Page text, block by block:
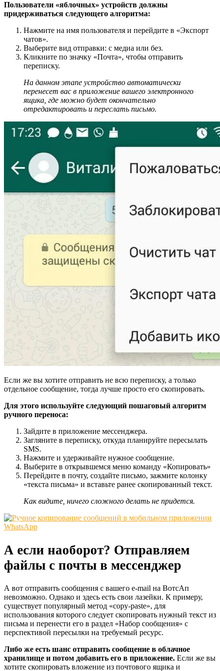
Пользователи «яблочных» устройств должны
придерживаться следующего алгоритма:
Нажмите на имя пользователя и перейдите в «Экспорт
чатов».
Выберите вид отправки: с медиа или без.
Кликните по значку «Почта», чтобы отправить
переписку.
На данном этапе устройство автоматически
перенесет вас в приложение вашего электронного
ящика, где можно будет окончательно
отредактировать и переслать письмо.
Если же вы хотите отправить не всю переписку, а только
отдельное сообщение, тогда лучше просто его скопировать.
Для этого используйте следующий пошаговый алгоритм
ручного переноса:
Зайдите в приложение мессенджера.
Загляните в переписку, откуда планируйте пересылать
SMS.
Нажмите и удерживайте нужное сообщение.
Выберите в открывшемся меню команду «Копировать»
Перейдите в почту, создайте письмо, зажмите колонку
«текста письма» и вставьте ранее скопированный текст.
Как видите, ничего сложного делать не придется.
А если наоборот? Отправляем
файлы с почты в мессенджер
А вот отправить сообщения с вашего e-mail на ВотсАп
невозможно. Однако и здесь есть свои лазейки. К примеру,
существует популярный метод «copy-paste», для
использования которого следует скопировать нужный текст из
письма и перенести его в раздел «Набор сообщения» с
перспективой пересылки на требуемый ресурс.
Либо же есть шанс отправить сообщение в облачное
хранилище и потом добавить его в приложение. Если же вы
хотите скопировать вложение из почтового ящика и